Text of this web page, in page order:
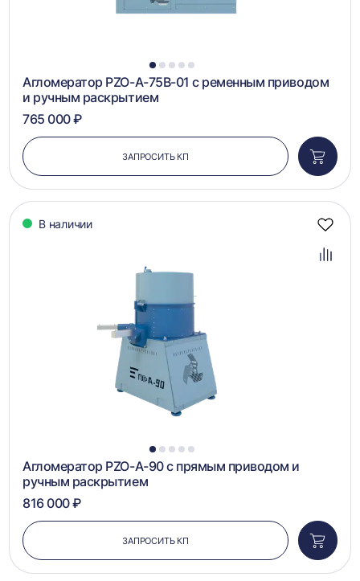
1 2 3 4 5
Агломератор PZO-A-75B-01 с ременным приводом
и ручным раскрытием
765 000 ₽
ЗАПРОСИТЬ КП
в
В наличии
1 2 3 4 5
Агломератор PZO-А-90 с прямым приводом и
ручным раскрытием
816 000 ₽
ЗАПРОСИТЬ КП
в